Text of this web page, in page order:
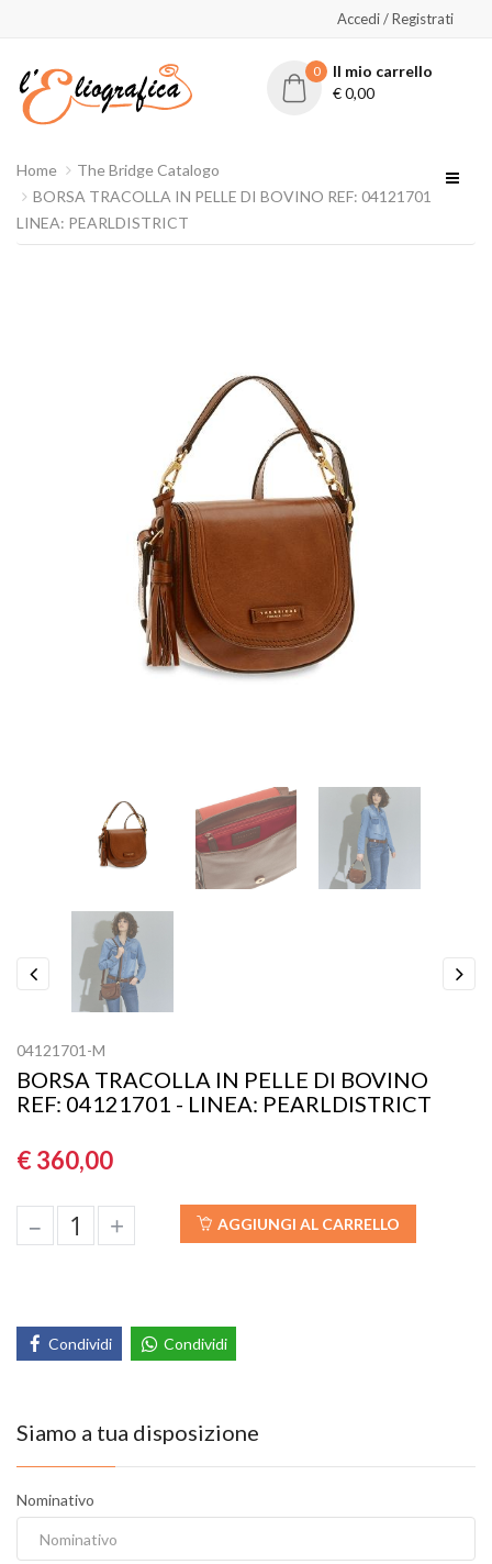
Accedi / Registrati
0
Il mio carrello
€0,00
Home
The Bridge Catalogo
BORSA TRACOLLA IN PELLE DI BOVINO REF: 04121701 -
LINEA: PEARLDISTRICT
04121701-M
BORSA TRACOLLA IN PELLE DI BOVINO
REF: 04121701 - LINEA: PEARLDISTRICT
€ 360,00
– + AGGIUNGI AL CARRELLO
Condividi Condividi
Siamo a tua disposizione
Nominativo